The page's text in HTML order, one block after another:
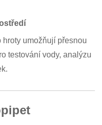
umožňují přesnou
testování vody, analýzu